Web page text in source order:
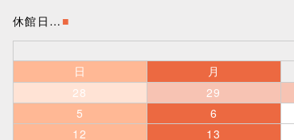
休館日…■
日
月
28
29
5
6
12
13